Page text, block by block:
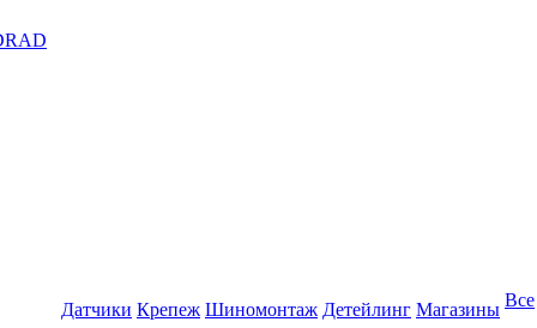
Датчики Крепеж Шиномонтаж Детейлинг Магазины Все